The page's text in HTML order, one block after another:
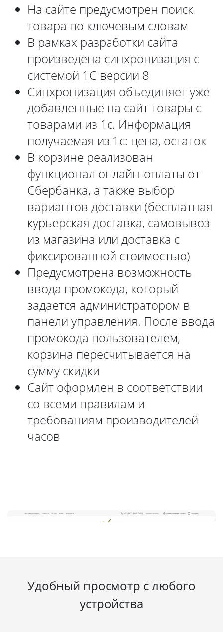
На сайте предусмотрен поиск
товара по ключевым словам
В рамках разработки сайта
произведена синхронизация с
системой 1С версии 8
Синхронизация объединяет уже
добавленные на сайт товары с
товарами из 1с. Информация
получаемая из 1с: цена, остаток
В корзине реализован
функционал онлайн-оплаты от
Сбербанка, а также выбор
вариантов доставки (бесплатная
курьерская доставка, самовывоз
из магазина или доставка с
фиксированной стоимостью)
Предусмотрена возможность
ввода промокода, который
задается администратором в
панели управления. После ввода
промокода пользователем,
корзина пересчитывается на
сумму скидки
Сайт оформлен в соответствии
со всеми правилам и
требованиям производителей
часов
Удобный просмотр с любого
устройства